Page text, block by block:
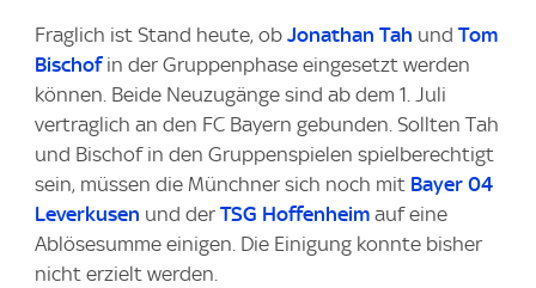
Fraglich ist Stand heute, ob Jonathan Tah und Tom
Bischofin der Gruppenphase eingesetzt werden
können. Beide Neuzugänge sind ab dem 1. Juli
vertraglich an den FC Bayern gebunden. Sollten Tah
und Bischof in den Gruppenspielen spielberechtigt
sein, müssen die Münchner sich noch mit Bayer 04
Leverkusen und der TSG Hoffenheim auf eine
Ablösesumme einigen. Die Einigung konnte bisher
nicht erzielt werden.